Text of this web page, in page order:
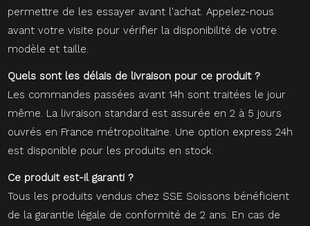
permettre de les essayer avant l'achat. Appelez-nous
avant votre visite pour vérifier la disponibilité de votre
modèle et taille.
Quels sont les délais de livraison pour ce produit ?
Les commandes passées avant 14h sont traitées le jour
même. La livraison standard est assurée en 2 à 5 jours
ouvrés en France métropolitaine. Une option express 24h
est disponible pour les produits en stock.
Ce produit est-il garanti ?
Tous les produits vendus chez SSE Soissons bénéficient
de la garantie légale de conformité de 2 ans. En cas de